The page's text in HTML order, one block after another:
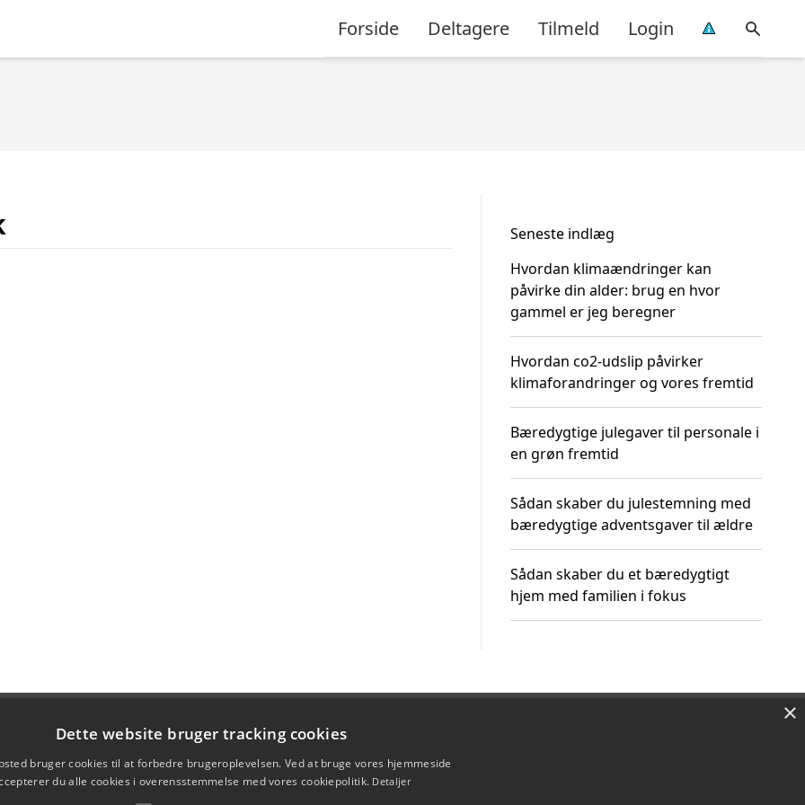
Forside Deltagere Tilmeld Login
Seneste indlæg
Hvordan klimaændringer kan
påvirke din alder: brug en hvor
gammel er jeg beregner
Hvordan co2-udslip påvirker
klimaforandringer og vores fremtid
Bæredygtige julegaver til personale i
en grøn fremtid
Sådan skaber du julestemning med
bæredygtige adventsgaver til ældre
Sådan skaber du et bæredygtigt
hjem med familien i fokus
×
Dette website bruger tracking cookies
bruger cookies til at forbedre brugeroplevelsen. Ved at bruge vores hjemmeside
du alle cookies i overensstemmelse med vores cookiepolitik. Detaljer